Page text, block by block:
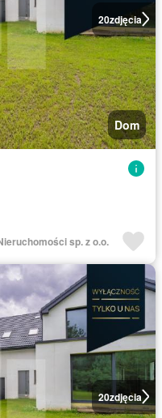
20zdjęcia
Dom
sp. z o.o.
20zdjęcia